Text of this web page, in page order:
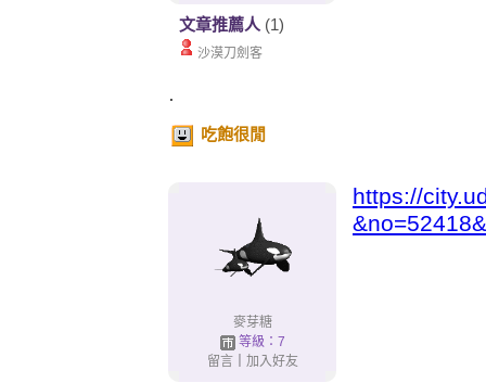
文章推薦人 (1)
沙漠刀劍客
.
吃飽很閒
麥芽糖
等級：7
留言｜ 加入好友
https://